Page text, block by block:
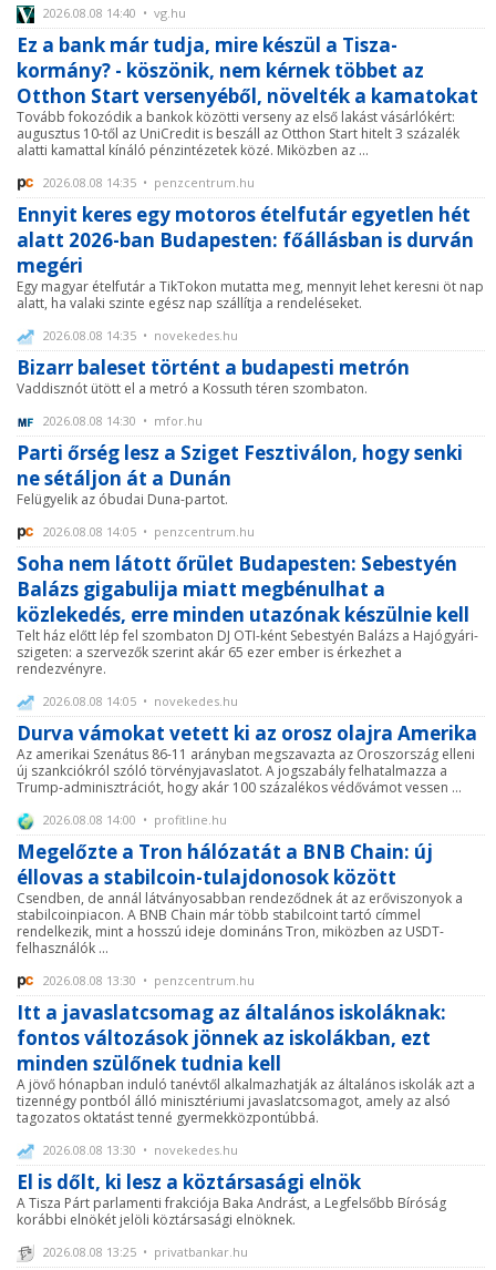
2026.08.08 14:40 • vg.hu
Ez a bank már tudja, mire készül a Tisza-
kormány? - köszönik, nem kérnek többet az
Otthon Start versenyéből, növelték a kamatokat
Tovább fokozódik a bankok közötti verseny az első lakást vásárlókért:
augusztus 10-től az UniCredit is beszáll az Otthon Start hitelt 3 százalék
alatti kamattal kínáló pénzintézetek közé. Miközben az ...
2026.08.08 14:35 • penzcentrum.hu
Ennyit keres egy motoros ételfutár egyetlen hét
alatt 2026-ban Budapesten: főállásban is durván
megéri
Egy magyar ételfutár a TikTokon mutatta meg, mennyit lehet keresni öt nap
alatt, ha valaki szinte egész nap szállítja a rendeléseket.
2026.08.08 14:35 • novekedes.hu
Bizarr baleset történt a budapesti metrón
Vaddisznót ütött el a metró a Kossuth téren szombaton.
2026.08.08 14:30 • mfor.hu
Parti őrség lesz a Sziget Fesztiválon, hogy senki
ne sétáljon át a Dunán
Felügyelik az óbudai Duna-partot.
2026.08.08 14:05 • penzcentrum.hu
Soha nem látott őrület Budapesten: Sebestyén
Balázs gigabulija miatt megbénulhat a
közlekedés, erre minden utazónak készülnie kell
Telt ház előtt lép fel szombaton DJ OTI-ként Sebestyén Balázs a Hajógyári-
szigeten: a szervezők szerint akár 65 ezer ember is érkezhet a
rendezvényre.
2026.08.08 14:05 • novekedes.hu
Durva vámokat vetett ki az orosz olajra Amerika
Az amerikai Szenátus 86-11 arányban megszavazta az Oroszország elleni
új szankciókról szóló törvényjavaslatot. A jogszabály felhatalmazza a
Trump-adminisztrációt, hogy akár 100 százalékos védővámot vessen ...
2026.08.08 14:00 • profitline.hu
Megelőzte a Tron hálózatát a BNB Chain: új
éllovas a stabilcoin-tulajdonosok között
Csendben, de annál látványosabban rendeződnek át az erőviszonyok a
stabilcoinpiacon. A BNB Chain már több stabilcoint tartó címmel
rendelkezik, mint a hosszú ideje domináns Tron, miközben az USDT-
felhasználók ...
2026.08.08 13:30 • penzcentrum.hu
Itt a javaslatcsomag az általános iskoláknak:
fontos változások jönnek az iskolákban, ezt
minden szülőnek tudnia kell
A jövő hónapban induló tanévtől alkalmazhatják az általános iskolák azt a
tizennégy pontból álló minisztériumi javaslatcsomagot, amely az alsó
tagozatos oktatást tenné gyermekközpontúbbá.
2026.08.08 13:30 • novekedes.hu
El is dőlt, ki lesz a köztársasági elnök
A Tisza Párt parlamenti frakciója Baka Andrást, a Legfelsőbb Bíróság
korábbi elnökét jelöli köztársasági elnöknek.
2026.08.08 13:25 • privatbankar.hu